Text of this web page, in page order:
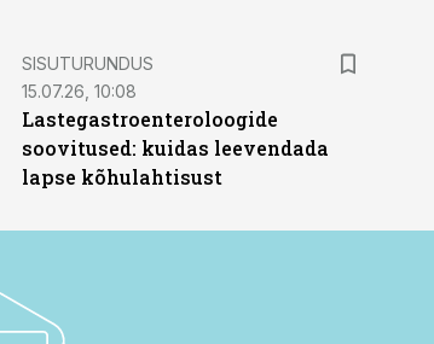
ST
SISUTURUNDUS
15.07.26, 10:08
Lastegastroenteroloogide
soovitused: kuidas leevendada
lapse kõhulahtisust